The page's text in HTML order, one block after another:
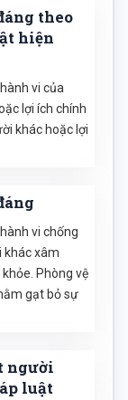
theo
hiện
vi của
lợi ích chính
khác hoặc lợi
vi chống
khác xâm
Phòng vệ
gạt bỏ sự
người
luật